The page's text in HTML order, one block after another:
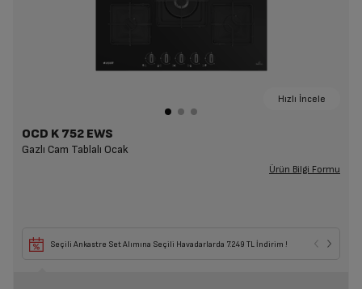
Hızlı İncele
OCD K 752 EWS
Gazlı Cam Tablalı Ocak
Ürün Bilgi Formu
Seçili Ankastre Set Alımına Seçili Havadarlarda 7.249 TL İndirim !